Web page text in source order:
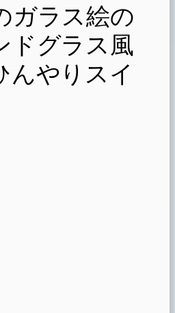
ガラス絵の
ドグラス風
んやりスイ